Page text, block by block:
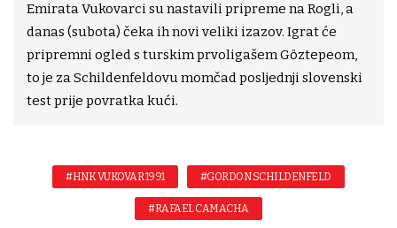
Emirata Vukovarci su nastavili pripreme na Rogli, a
danas (subota) čeka ih novi veliki izazov. Igrat će
pripremni ogled s turskim prvoligašem Göztepeom,
to je za Schildenfeldovu momčad posljednji slovenski
test prije povratka kući.
#HNK VUKOVAR 1991 #GORDON SCHILDENFELD
#RAFAEL CAMACHA